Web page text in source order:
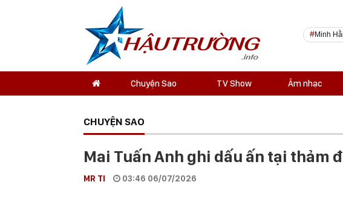
Minh
Chuyện Sao TV Show Âm nhạc
CHUYỆN SAO
Mai Tuấn Anh ghi dấu ấn tại thảm
MR TI 03:46 06/07/2026